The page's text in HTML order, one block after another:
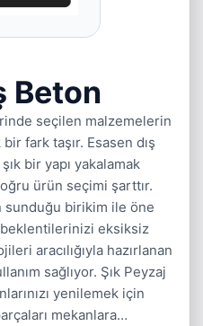
Beton
seçilen malzemelerin
fark taşır. Esasen dış
bir yapı yakalamak
ürün seçimi şarttır.
sunduğu birikim ile öne
eksiksiz
aracılığıyla hazırlanan
sağlıyor. Şık Peyzaj
yenilemek için
mekanlara…